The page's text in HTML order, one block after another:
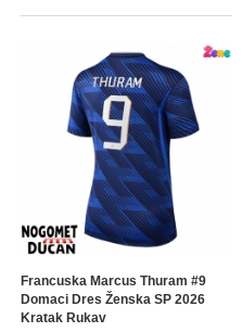
Francuska Marcus Thuram #9
Domaci Dres Ženska SP 2026
Kratak Rukav